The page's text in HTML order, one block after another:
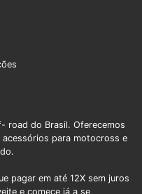
road do Brasil. Oferecemos
acessórios para motocross e
pagar em até 12X sem juros
e comece já a se